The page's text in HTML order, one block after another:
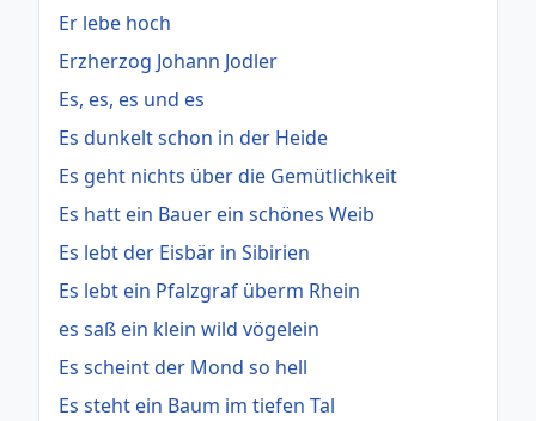
Er lebe hoch
Erzherzog Johann Jodler
Es, es, es und es
Es dunkelt schon in der Heide
Es geht nichts über die Gemütlichkeit
Es hatt ein Bauer ein schönes Weib
Es lebt der Eisbär in Sibirien
Es lebt ein Pfalzgraf überm Rhein
es saß ein klein wild vögelein
Es scheint der Mond so hell
Es steht ein Baum im tiefen Tal